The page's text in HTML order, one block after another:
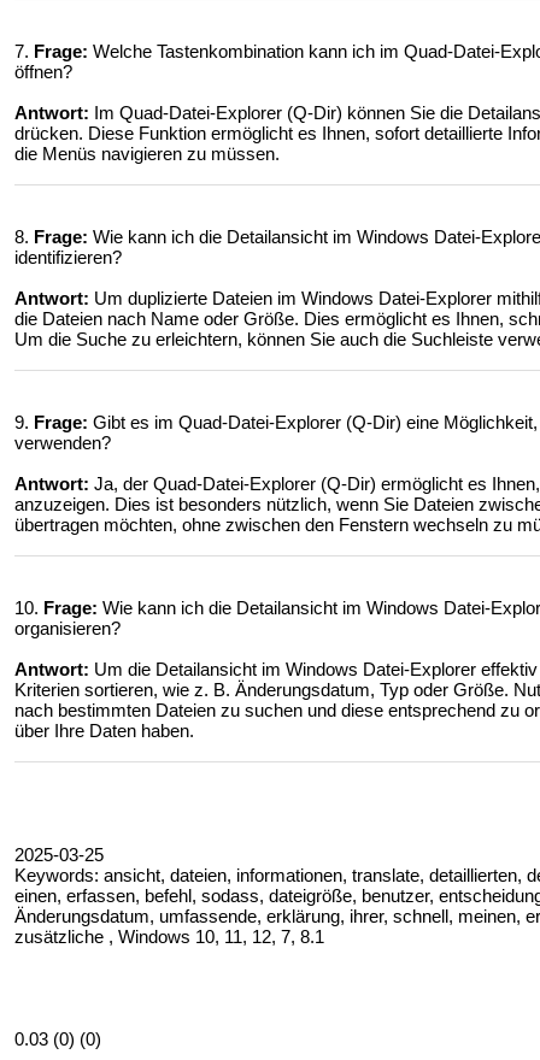
7. Frage: Welche Tastenkombination kann ich im Quad-Datei-
öffnen?
Antwort: Im Quad-Datei-Explorer (Q-Dir) können Sie die
drücken. Diese Funktion ermöglicht es Ihnen, sofort detaillierte
die Menüs navigieren zu müssen.
8. Frage: Wie kann ich die Detailansicht im Windows Datei-
identifizieren?
Antwort: Um duplizierte Dateien im Windows Datei-Explorer
die Dateien nach Name oder Größe. Dies ermöglicht es Ihnen,
Um die Suche zu erleichtern, können Sie auch die Suchleiste
9. Frage: Gibt es im Quad-Datei-Explorer (Q-Dir) eine
verwenden?
Antwort: Ja, der Quad-Datei-Explorer (Q-Dir) ermöglicht es
anzuzeigen. Dies ist besonders nützlich, wenn Sie Dateien
übertragen möchten, ohne zwischen den Fenstern wechseln zu
10. Frage: Wie kann ich die Detailansicht im Windows Datei-
organisieren?
Antwort: Um die Detailansicht im Windows Datei-Explorer
Kriterien sortieren, wie z. B. Änderungsdatum, Typ oder Größe.
nach bestimmten Dateien zu suchen und diese entsprechend zu
über Ihre Daten haben.
2025-03-25
Keywords: ansicht, dateien, informationen, translate, detaillierten,
einen, erfassen, befehl, sodass, dateigröße, benutzer,
Änderungsdatum, umfassende, erklärung, ihrer, schnell, meinen,
zusätzliche , Windows 10, 11, 12, 7, 8.1
0.03 (0) (0)